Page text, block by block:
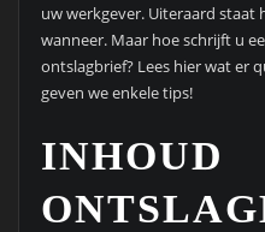
uw werkgever. Uiteraard
wanneer. Maar hoe schrijft u
ontslagbrief? Lees hier wat er
geven we enkele tips!
INHOUD